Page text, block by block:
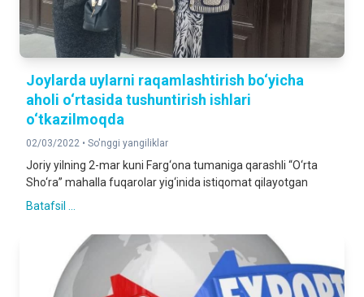
Joylarda uylarni raqamlashtirish bo‘yicha
aholi o‘rtasida tushuntirish ishlari
o‘tkazilmoqda
02/03/2022 • So'nggi yangiliklar
Joriy yilning 2-mar kuni Farg‘ona tumaniga qarashli “O‘rta
Sho‘ra” mahalla fuqarolar yig‘inida istiqomat qilayotgan
Batafsil ...